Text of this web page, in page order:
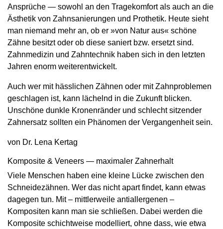
Ansprüche — sowohl an den Tragekomfort als auch an die
Ästhetik von Zahnsanierungen und Prothetik. Heute sieht
man niemand mehr an, ob er »von Natur aus« schöne
Zähne besitzt oder ob diese saniert bzw. ersetzt sind.
Zahnmedizin und Zahntechnik haben sich in den letzten
Jahren enorm weiterentwickelt.
Auch wer mit hässlichen Zähnen oder mit Zahnproblemen
geschlagen ist, kann lächelnd in die Zukunft blicken.
Unschöne dunkle Kronenränder und schlecht sitzender
Zahnersatz sollten ein Phänomen der Vergangenheit sein.
von Dr. Lena Kertag
Komposite & Veneers — maximaler Zahnerhalt
Viele Menschen haben eine kleine Lücke zwischen den
Schneidezähnen. Wer das nicht apart findet, kann etwas
dagegen tun. Mit – mittlerweile antiallergenen –
Kompositen kann man sie schließen. Dabei werden die
Komposite schichtweise modelliert, ohne dass, wie etwa